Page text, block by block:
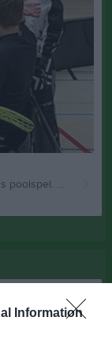
Information
Nu börjar det bli klart med matchtider för vårens poolspel. Vi kommer denna gång möta IBF Horsby och Vara IBK. Omgång 1 spelas i Herrljunga, och preliminärt datum är satt till söndag 1/2. Lägger in i kalendern så snart de bekräftat tider. Omgång 2 spelas i Sandhem söndag 22/2. Våra matcher är 9.30 och 11.30. Omgång 3 spelas i Vara lördag 21/3. Matcher kl 11 samt kl 12. Boka gärna in dessa datum så att så många som möjligt av killarna kan vara med. Om ni vet med er att ert barn inte kommer kunna vara med, meddela gärna i så god tid som möjligt. Precis som höstens poolspel önskar vi en del hjälp från er föräldrar för att genomföra poolspelet på hemmaplan.